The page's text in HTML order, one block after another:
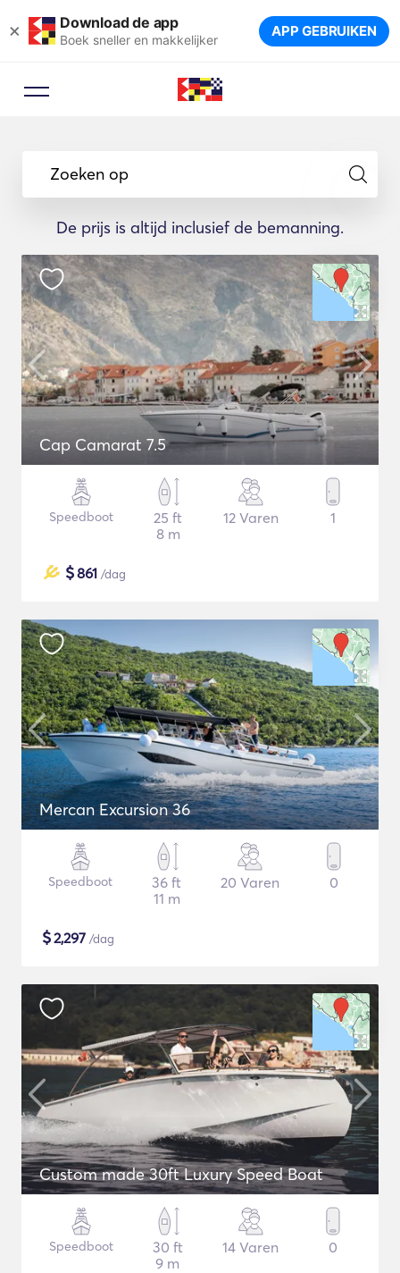
× Download de app
Boek sneller en makkelijker APP GEBRUIKEN
Zoeken op
De prijs is altijd inclusief de bemanning.
Cap Camarat 7.5
Speedboot
25 ft
8 m
12 Varen 1
$861 /dag
Mercan Excursion 36
Speedboot
36 ft
11 m
20 Varen 0
$2,297 /dag
Custom made 30ft Luxury Speed Boat
Speedboot
30 ft
9 m
14 Varen 0